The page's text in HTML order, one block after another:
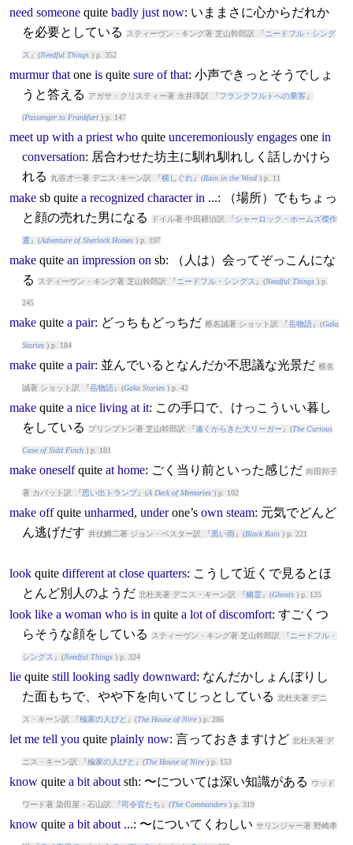
need someone quite badly just now: いままさに心からだれか
を必要としている
スティーヴン・キング著 芝山幹郎訳 『 ニードフル・シング
ス 』(Needful Things) p. 352
murmur thatone is quite sure of that: 小声できっとそうでしょ
うと答える
アガサ・クリスティー著 永井淳訳 『 フランクフルトへの乗客 』
(Passenger to Frankfurt) p. 147
meet up with a priest who quite unceremoniously engagesone in
conversation: 居合わせた坊主に馴れ馴れしく話しかけら
れる
丸谷才一著 デニス･キーン訳 『横しぐれ』(Rain in the Wind) p. 11
makesb quite a recognized character in ...: （場所）でもちょっ
と顔の売れた男になる
ドイル著 中田耕治訳 『 シャーロック・ホームズ傑作
選 』(Adventure of Sherlock Homes) p. 197
make quite an impression on sb: （人は）会ってぞっこんにな
る
スティーヴン・キング著 芝山幹郎訳 『 ニードフル・シングス 』(Needful Things) p.
245
make quite a pair: どっちもどっちだ 椎名誠著 ショット訳 『岳物語』(Gaku
Stories) p. 184
make quite a pair: 並んでいるとなんだか不思議な光景だ 椎名
誠著 ショット訳 『岳物語』(Gaku Stories) p. 42
make quite a nice living at it: この手口で、けっこういい暮し
をしている
プリンプトン著 芝山幹郎訳 『遠くからきた大リーガー 』(The Curious
Case of Sidd Finch) p. 181
make oneself quite at home: ごく当り前といった感じだ 向田邦子
著 カバット訳 『思い出トランプ』(A Deck of Memories) p. 102
make off quite unharmed, underone’s own steam: 元気でどんど
ん逃げだす 井伏鱒二著 ジョン・ベスター訳 『黒い雨 』(Black Rain) p. 221
look quite different at close quarters: こうして近くで見るとほ
とんど別人のようだ 北杜夫著 デニス・キーン訳 『 幽霊』(Ghosts) p. 125
look like a woman who is in quite a lot of discomfort: すごくつ
らそうな顔をしている
スティーヴン・キング著 芝山幹郎訳 『 ニードフル・
シングス 』(Needful Things) p. 324
lie quite still looking sadly downward: なんだかしょんぼりし
た面もちで、やや下を向いてじっとしている 北杜夫著 デニ
ス・キーン訳 『楡家の人びと 』(The House of Nire) p. 286
let me tell you quite plainly now: 言っておきますけど 北杜夫著 デ
ニス・キーン訳 『楡家の人びと 』(The House of Nire) p. 153
know quite a bit aboutsth: 〜については深い知識がある ウッド
ワード著 染田屋・石山訳 『司令官たち 』(The Commanders) p. 319
know quite a bit about...: 〜についてくわしい サリンジャー著 野崎孝